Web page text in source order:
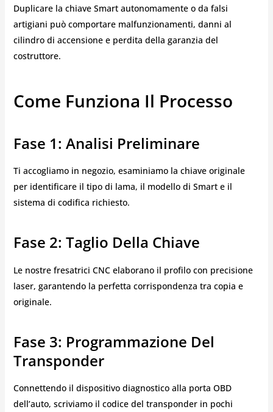
Duplicare la chiave Smart autonomamente o da falsi
artigiani può comportare malfunzionamenti, danni al
cilindro di accensione e perdita della garanzia del
costruttore.
Come Funziona Il Processo
Fase 1: Analisi Preliminare
Ti accogliamo in negozio, esaminiamo la chiave originale
per identificare il tipo di lama, il modello di Smart e il
sistema di codifica richiesto.
Fase 2: Taglio Della Chiave
Le nostre fresatrici CNC elaborano il profilo con precisione
laser, garantendo la perfetta corrispondenza tra copia e
originale.
Fase 3: Programmazione Del
Transponder
Connettendo il dispositivo diagnostico alla porta OBD
dell’auto, scriviamo il codice del transponder in pochi